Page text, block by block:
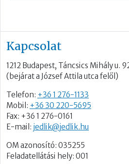
Kapcsolat
1212 Budapest, Táncsics Mihály u.
(bejárat a József Attila utca felől)
Telefon: +36 1 276-1133
Mobil: +36 30 220-5695
Fax: +36 1 276-0161
E-mail: jedlik@jedlik.hu
OM azonosító: 035255
Feladatellátási hely: 001